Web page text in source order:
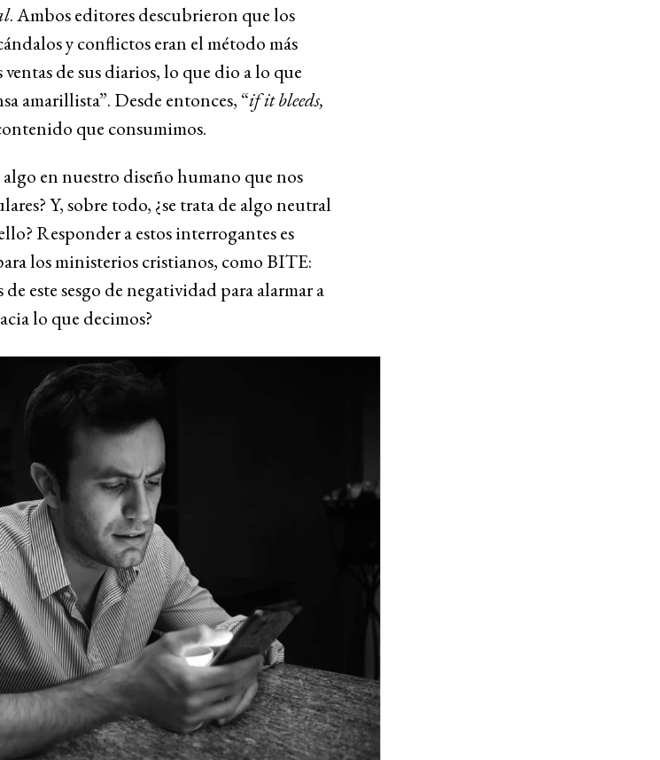
. Ambos editores descubrieron que los
y conflictos eran el método más
de sus diarios, lo que dio a lo que
amarillista”. Desde entonces, “if it bleeds,
que consumimos.
algo en nuestro diseño humano que nos
Y, sobre todo, ¿se trata de algo neutral
Responder a estos interrogantes es
los ministerios cristianos, como BITE:
este sesgo de negatividad para alarmar a
lo que decimos?